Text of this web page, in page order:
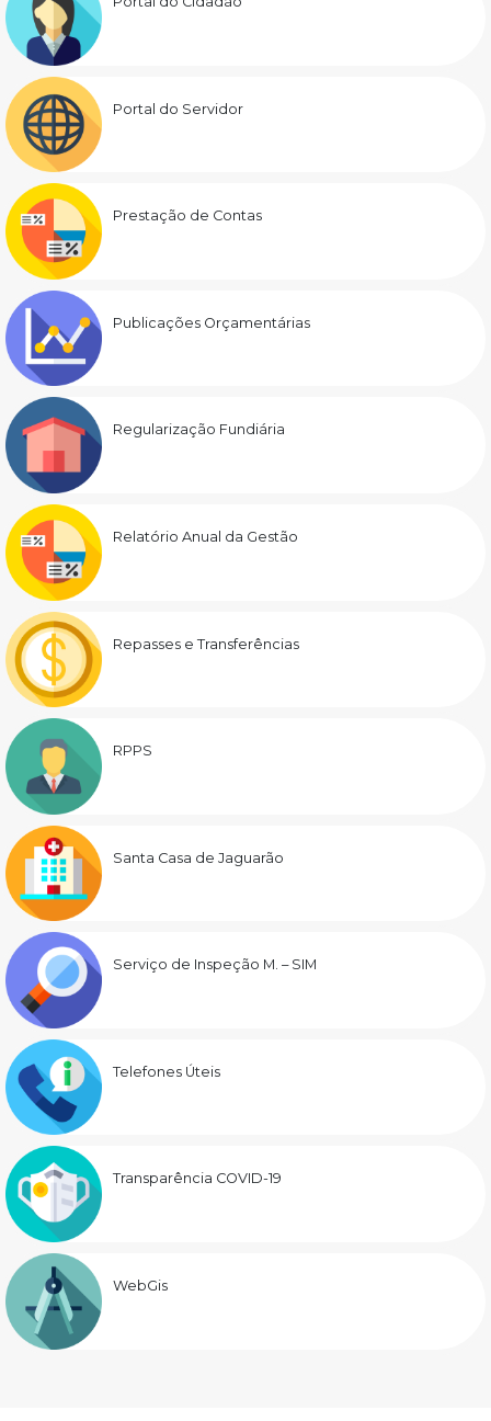
Portal do Servidor
Prestação de Contas
Publicações Orçamentárias
Regularização Fundiária
Relatório Anual da Gestão
Repasses e Transferências
RPPS
Santa Casa de Jaguarão
Serviço de Inspeção M. – SIM
Telefones Úteis
Transparência COVID-19
WebGis